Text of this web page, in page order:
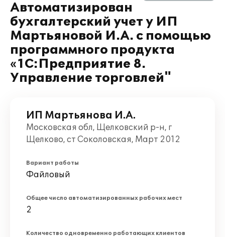
Автоматизирован
бухгалтерский учет у ИП
Мартьяновой И.А. с помощью
программного продукта
«1С:Предприятие 8.
Управление торговлей"
ИП Мартьянова И.А.
Московская обл, Щелковский р-н, г
Щелково, ст Соколовская, Март 2012
Вариант работы
Файловый
Общее число автоматизированных рабочих мест
2
Количество одновременно работающих клиентов